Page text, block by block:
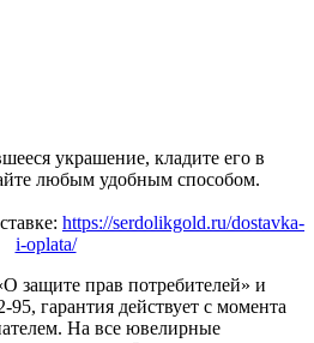
украшение, кладите его в
любым удобным способом.
https://serdolikgold.ru/dostavka-
i-oplata/
защите прав потребителей» и
гарантия действует с момента
На все ювелирные